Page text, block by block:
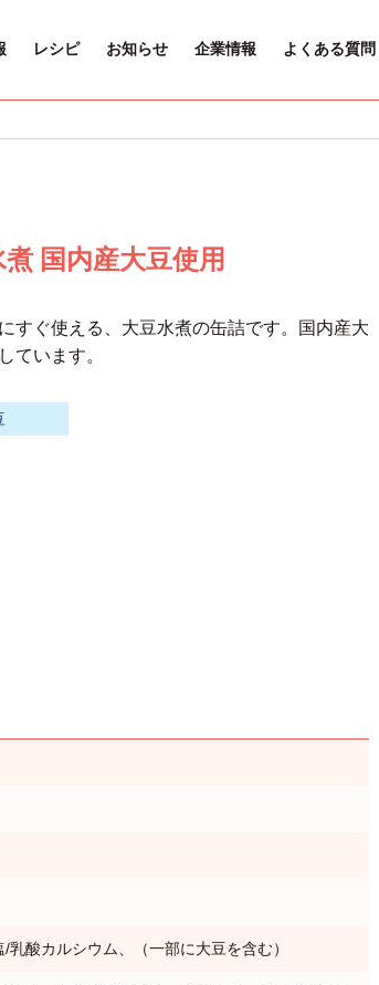
レシピ お知らせ 企業情報 よくある質問
国内産大豆使用
すぐ使える、大豆水煮の缶詰です。国内産大
ています。
酸カルシウム、（一部に大豆を含む）